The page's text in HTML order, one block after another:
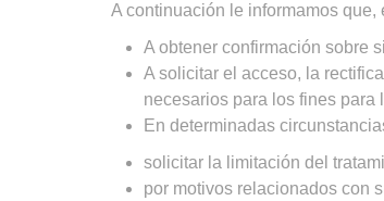
A continuación le informamos
A obtener confirmación sobre
A solicitar el acceso, la
necesarios para los fines para
En determinadas
solicitar la limitación del
por motivos relacionados con